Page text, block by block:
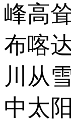
峰高
布喀
川从
中太